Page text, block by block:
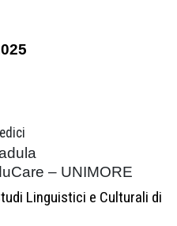
– UNIMORE
Linguistici e Culturali di